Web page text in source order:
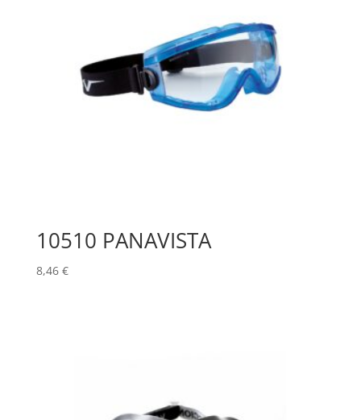
10510 PANAVISTA
8,46 €